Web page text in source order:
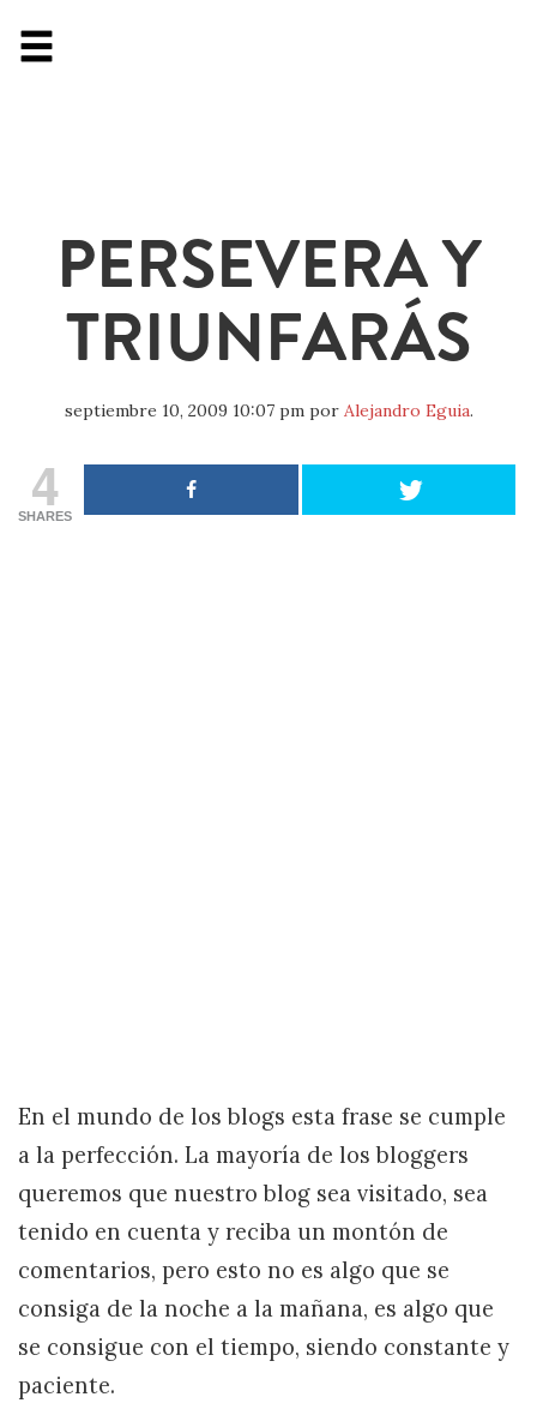
PERSEVERA Y
TRIUNFARÁS
septiembre 10, 2009 10:07 pmpor Alejandro Eguia.
4
SHARES
En el mundo de los blogs esta frase se cumple
a la perfección. La mayoría de los bloggers
queremos que nuestro blog sea visitado, sea
tenido en cuenta y reciba un montón de
comentarios, pero esto no es algo que se
consiga de la noche a la mañana, es algo que
se consigue con el tiempo, siendo constante y
paciente.